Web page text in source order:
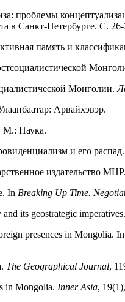
проблемы
в Санкт-Петербурге. С. 26-
память и
Монголии.
Арвайхэвэр.
М.: Наука.
и его распад.
издательство МНР.
In Breaking Up Time.
its geostrategic
presences in Mongolia. In
The Geographical Journal,
in Mongolia. Inner Asia,